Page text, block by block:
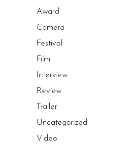
Award
Camera
Festival
Film
Interview
Review
Trailer
Uncategorized
Video